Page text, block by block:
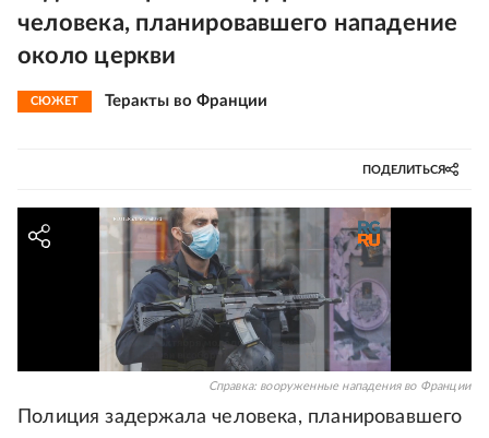
человека, планировавшего нападение
около церкви
СЮЖЕТ Теракты во Франции
ПОДЕЛИТЬСЯ
Справка: вооруженные нападения во Франции
Полиция задержала человека, планировавшего